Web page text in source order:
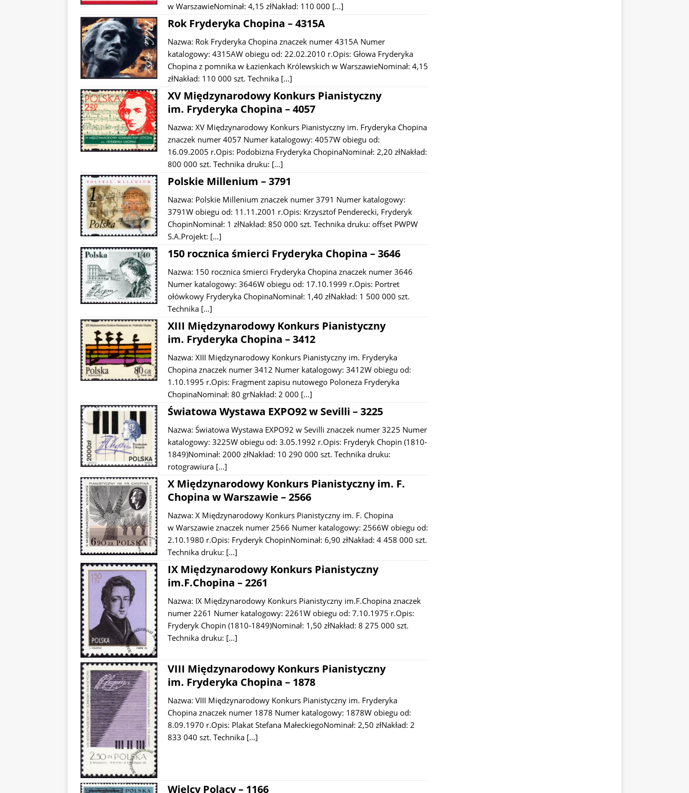
w WarszawieNominał: 4,15 złNakład: 110 000 […]
Rok Fryderyka Chopina – 4315A
Nazwa: Rok Fryderyka Chopina znaczek numer 4315A Numer
katalogowy: 4315AW obiegu od: 22.02.2010 r.Opis: Głowa Fryderyka
Chopina z pomnika w Łazienkach Królewskich w WarszawieNominał: 4,15
złNakład: 110 000 szt. Technika […]
XV Międzynarodowy Konkurs Pianistyczny
im. Fryderyka Chopina – 4057
Nazwa: XV Międzynarodowy Konkurs Pianistyczny im. Fryderyka Chopina
znaczek numer 4057 Numer katalogowy: 4057W obiegu od:
16.09.2005 r.Opis: Podobizna Fryderyka ChopinaNominał: 2,20 złNakład:
800 000 szt. Technika druku: […]
Polskie Millenium – 3791
Nazwa: Polskie Millenium znaczek numer 3791 Numer katalogowy:
3791W obiegu od: 11.11.2001 r.Opis: Krzysztof Penderecki, Fryderyk
ChopinNominał: 1 złNakład: 850 000 szt. Technika druku: offset PWPW
S.A.Projekt: […]
150 rocznica śmierci Fryderyka Chopina – 3646
Nazwa: 150 rocznica śmierci Fryderyka Chopina znaczek numer 3646
Numer katalogowy: 3646W obiegu od: 17.10.1999 r.Opis: Portret
ołówkowy Fryderyka ChopinaNominał: 1,40 złNakład: 1 500 000 szt.
Technika […]
XIII Międzynarodowy Konkurs Pianistyczny
im. Fryderyka Chopina – 3412
Nazwa: XIII Międzynarodowy Konkurs Pianistyczny im. Fryderyka
Chopina znaczek numer 3412 Numer katalogowy: 3412W obiegu od:
1.10.1995 r.Opis: Fragment zapisu nutowego Poloneza Fryderyka
ChopinaNominał: 80 grNakład: 2 000 […]
Światowa Wystawa EXPO92 w Sevilli – 3225
Nazwa: Światowa Wystawa EXPO92 w Sevilli znaczek numer 3225 Numer
katalogowy: 3225W obiegu od: 3.05.1992 r.Opis: Fryderyk Chopin (1810-
1849)Nominał: 2000 złNakład: 10 290 000 szt. Technika druku:
rotograwiura […]
X Międzynarodowy Konkurs Pianistyczny im. F.
Chopina w Warszawie – 2566
Nazwa: X Międzynarodowy Konkurs Pianistyczny im. F. Chopina
w Warszawie znaczek numer 2566 Numer katalogowy: 2566W obiegu od:
2.10.1980 r.Opis: Fryderyk ChopinNominał: 6,90 złNakład: 4 458 000 szt.
Technika druku: […]
IX Międzynarodowy Konkurs Pianistyczny
im.F.Chopina – 2261
Nazwa: IX Międzynarodowy Konkurs Pianistyczny im.F.Chopina znaczek
numer 2261 Numer katalogowy: 2261W obiegu od: 7.10.1975 r.Opis:
Fryderyk Chopin (1810-1849)Nominał: 1,50 złNakład: 8 275 000 szt.
Technika druku: […]
VIII Międzynarodowy Konkurs Pianistyczny
im. Fryderyka Chopina – 1878
Nazwa: VIII Międzynarodowy Konkurs Pianistyczny im. Fryderyka
Chopina znaczek numer 1878 Numer katalogowy: 1878W obiegu od:
8.09.1970 r.Opis: Plakat Stefana MałeckiegoNominał: 2,50 złNakład: 2
833 040 szt. Technika […]
Wielcy Polacy – 1166